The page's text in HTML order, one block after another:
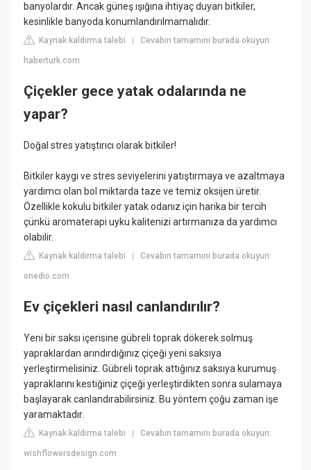
banyolardır. Ancak güneş ışığına ihtiyaç duyan bitkiler,
kesinlikle banyoda konumlandırılmamalıdır.
Kaynak kaldırma talebi |Cevabın tamamını burada okuyun:
haberturk.com
Çiçekler gece yatak odalarında ne
yapar?
Doğal stres yatıştırıcı olarak bitkiler!
Bitkiler kaygı ve stres seviyelerini yatıştırmaya ve azaltmaya
yardımcı olan bol miktarda taze ve temiz oksijen üretir.
Özellikle kokulu bitkiler yatak odanız için harika bir tercih
çünkü aromaterapi uyku kalitenizi artırmanıza da yardımcı
olabilir.
Kaynak kaldırma talebi |Cevabın tamamını burada okuyun:
onedio.com
Ev çiçekleri nasıl canlandırılır?
Yeni bir saksı içerisine gübreli toprak dökerek solmuş
yapraklardan arındırdığınız çiçeği yeni saksıya
yerleştirmelisiniz. Gübreli toprak attığınız saksıya kurumuş
yapraklarını kestiğiniz çiçeği yerleştirdikten sonra sulamaya
başlayarak canlandırabilirsiniz. Bu yöntem çoğu zaman işe
yaramaktadır.
Kaynak kaldırma talebi |Cevabın tamamını burada okuyun:
wishflowersdesign.com